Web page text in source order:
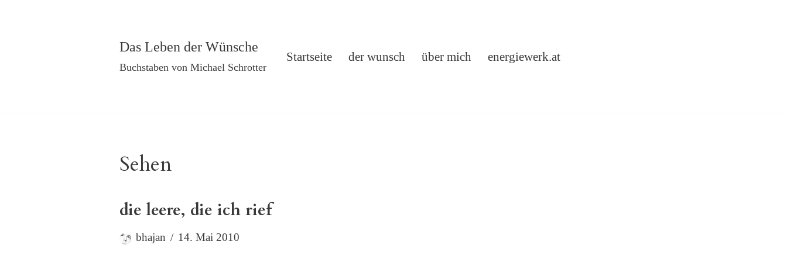
Das Leben der Wünsche
Buchstaben von Michael Schrotter
Startseite der wunsch über mich energiewerk.at
Sehen
die leere, die ich rief
bhajan 14. Mai 2010